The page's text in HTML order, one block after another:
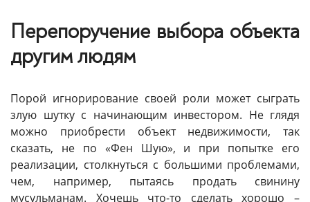
Перепоручение выбора объекта
другим людям
Порой игнорирование своей роли может сыграть
злую шутку с начинающим инвестором. Не глядя
можно приобрести объект недвижимости, так
сказать, не по «Фен Шую», и при попытке его
реализации, столкнуться с большими проблемами,
чем, например, пытаясь продать свинину
мусульманам. Хочешь что-то сделать хорошо –